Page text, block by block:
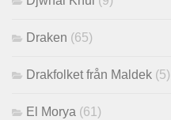
Draken (65)
Drakfolket från Maldek (5)
El Morya (61)